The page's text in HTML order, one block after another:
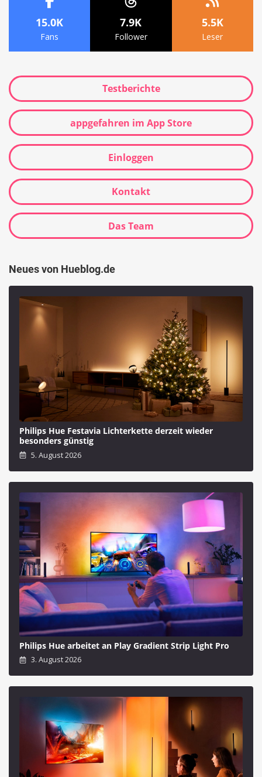
15.0K
Fans
7.9K
Follower
5.5K
Leser
Testberichte
appgefahren im App Store
Einloggen
Kontakt
Das Team
Neues von Hueblog.de
Philips Hue Festavia Lichterkette derzeit wieder
besonders günstig
5. August 2026
Philips Hue arbeitet an Play Gradient Strip Light Pro
3. August 2026